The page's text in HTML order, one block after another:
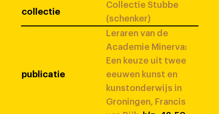
collectie
Collectie Stubbe
(schenker)
publicatie
Leraren van de
Academie Minerva:
Een keuze uit twee
eeuwen kunst en
kunstonderwijs in
Groningen, Francis